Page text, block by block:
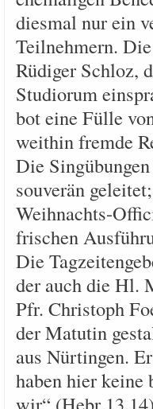
diesmal nur ein
Teilnehmern.
Rüdiger Schloz,
Studiorum
bot eine Fülle
weithin fremde
Die
souverän
Weihnachts-
frischen
Die
der auch die Hl.
Pfr. Christoph
der Matutin
aus Nürtingen.
haben hier keine